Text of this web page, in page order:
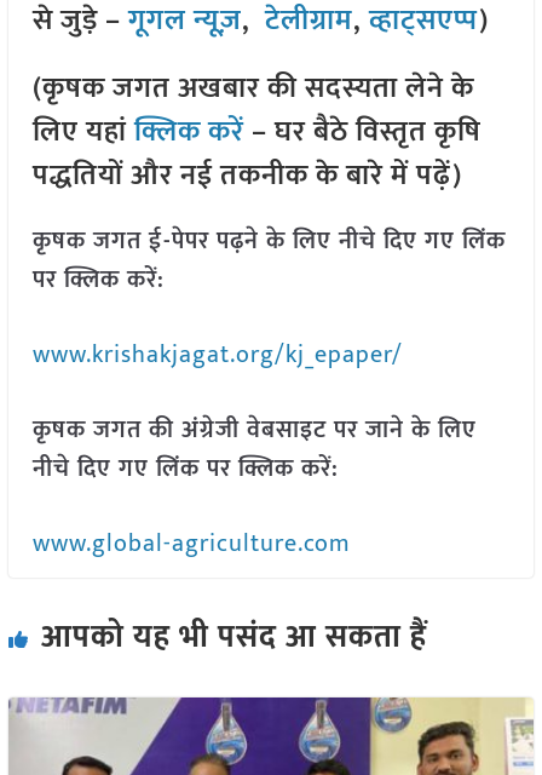
से जुड़े –गूगल न्यूज़,टेलीग्राम,व्हाट्सएप्प)
(कृषक जगत अखबार की सदस्यता लेने के
लिए यहांक्लिक करें– घर बैठे विस्तृत कृषि
पद्धतियों और नई तकनीक के बारे में पढ़ें)
कृषक जगत ई-पेपर पढ़ने के लिए नीचे दिए गए लिंक
पर क्लिक करें:
www.krishakjagat.org/kj_epaper/
कृषक जगत की अंग्रेजी वेबसाइट पर जाने के लिए
नीचे दिए गए लिंक पर क्लिक करें:
www.global-agriculture.com
आपको यह भी पसंद आ सकता हैं